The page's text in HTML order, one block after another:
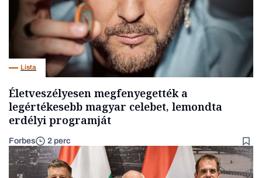
Lista
Életveszélyesen megfenyegették a
legértékesebb magyar celebet, lemondta
erdélyi programját
Forbes 2 perc